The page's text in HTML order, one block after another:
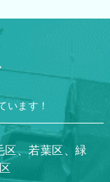
います！
区、若葉区、緑